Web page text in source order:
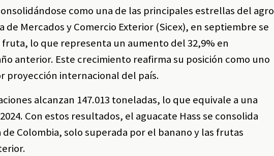
como una de las principales estrellas del agro
Mercados y Comercio Exterior (Sicex), en septiembre se
lo que representa un aumento del 32,9% en
anterior. Este crecimiento reafirma su posición como uno
proyección internacional del país.
alcanzan 147.013 toneladas, lo que equivale a una
Con estos resultados, el aguacate Hass se consolida
Colombia, solo superada por el banano y las frutas